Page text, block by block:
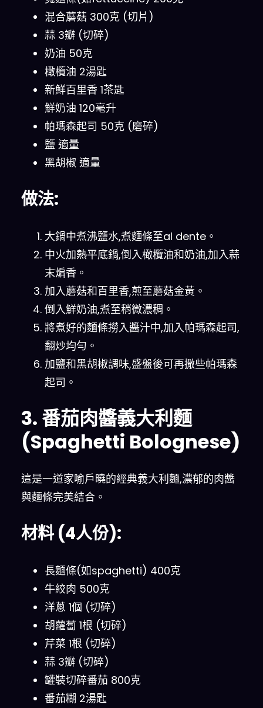
混合蘑菇 300克 (切片)
蒜 3瓣 (切碎)
奶油 50克
橄欖油 2湯匙
新鮮百里香 1茶匙
鮮奶油 120毫升
帕瑪森起司 50克 (磨碎)
鹽 適量
黑胡椒 適量
做法:
大鍋中煮沸鹽水,煮麵條至al dente。
中火加熱平底鍋,倒入橄欖油和奶油,加入蒜
末煸香。
加入蘑菇和百里香,煎至蘑菇金黃。
倒入鮮奶油,煮至稍微濃稠。
將煮好的麵條撈入醬汁中,加入帕瑪森起司,
翻炒均勻。
加鹽和黑胡椒調味,盛盤後可再撒些帕瑪森
起司。
3. 番茄肉醬義大利麵
(Spaghetti Bolognese)
這是一道家喻戶曉的經典義大利麵,濃郁的肉醬
與麵條完美結合。
材料 (4人份):
長麵條(如spaghetti) 400克
牛絞肉 500克
洋蔥 1個 (切碎)
胡蘿蔔 1根 (切碎)
芹菜 1根 (切碎)
蒜 3瓣 (切碎)
罐裝切碎番茄 800克
番茄糊 2湯匙